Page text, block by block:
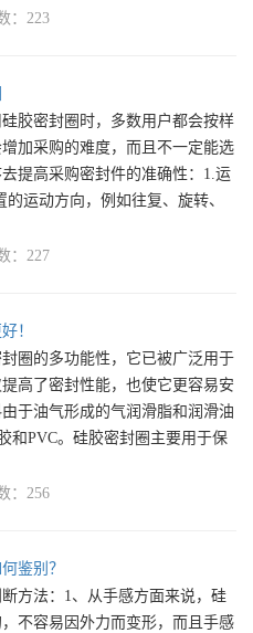
：223
胶密封圈时，多数用户都会按样
加采购的难度，而且不一定能选
提高采购密封件的准确性：1.运
运动方向，例如往复、旋转、
：227
！
圈的多功能性，它已被广泛用于
高了密封性能，也使它更容易安
于油气形成的气润滑脂和润滑油
和PVC。硅胶密封圈主要用于保
：256
鉴别？
方法：1、从手感方面来说，硅
不容易因外力而变形，而且手感